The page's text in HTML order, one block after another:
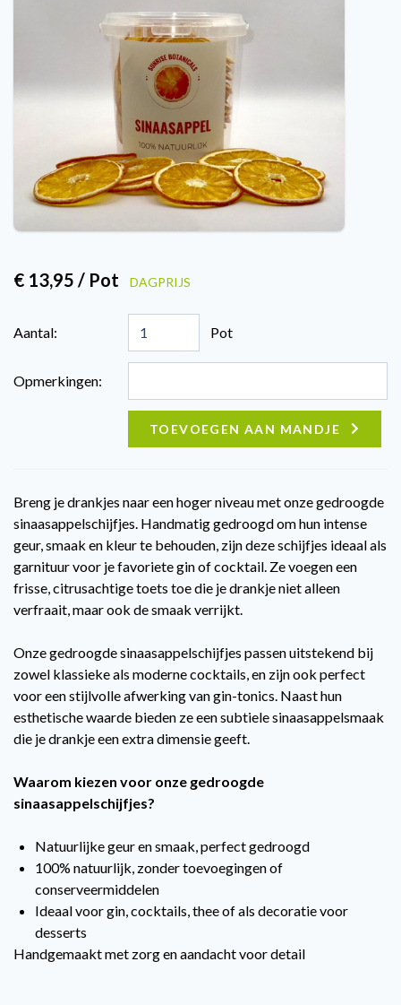
€ 13,95 / Pot DAGPRIJS
Aantal: Pot
Opmerkingen:
TOEVOEGEN AAN MANDJE
Breng je drankjes naar een hoger niveau met onze gedroogde
sinaasappelschijfjes. Handmatig gedroogd om hun intense
geur, smaak en kleur te behouden, zijn deze schijfjes ideaal als
garnituur voor je favoriete gin of cocktail. Ze voegen een
frisse, citrusachtige toets toe die je drankje niet alleen
verfraait, maar ook de smaak verrijkt.
Onze gedroogde sinaasappelschijfjes passen uitstekend bij
zowel klassieke als moderne cocktails, en zijn ook perfect
voor een stijlvolle afwerking van gin-tonics. Naast hun
esthetische waarde bieden ze een subtiele sinaasappelsmaak
die je drankje een extra dimensie geeft.
Waarom kiezen voor onze gedroogde
sinaasappelschijfjes?
Natuurlijke geur en smaak, perfect gedroogd
100% natuurlijk, zonder toevoegingen of
conserveermiddelen
Ideaal voor gin, cocktails, thee of als decoratie voor
desserts
Handgemaakt met zorg en aandacht voor detail